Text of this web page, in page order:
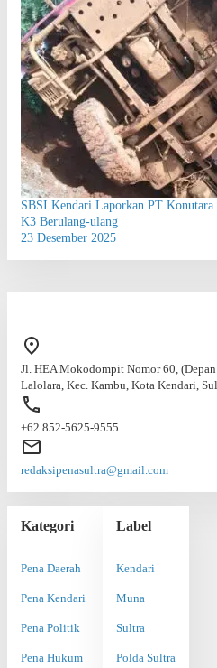
SBSI Kendari Laporkan PT Konutara
K3 Berulang-ulang
23 Desember 2025
Jl. HEA Mokodompit Nomor 60,
Lalolara, Kec. Kambu, Kota Kendari,
+62 852-5625-9555
redaksipenasultra@gmail.com
Kategori
Pena Daerah
Pena Kendari
Pena Politik
Pena Hukum
Label
Kendari
Muna
Sultra
Polda Sultra